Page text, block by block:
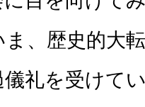
、歴史的大
礼を受けて